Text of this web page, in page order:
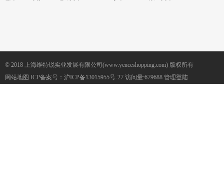
© 2018 上海维特锐实业发展有限公司(www.yenceshopping.com) 版权所有
网站地图 ICP备案号： 沪ICP备13015955号-27 访问量:679688 管理登陆